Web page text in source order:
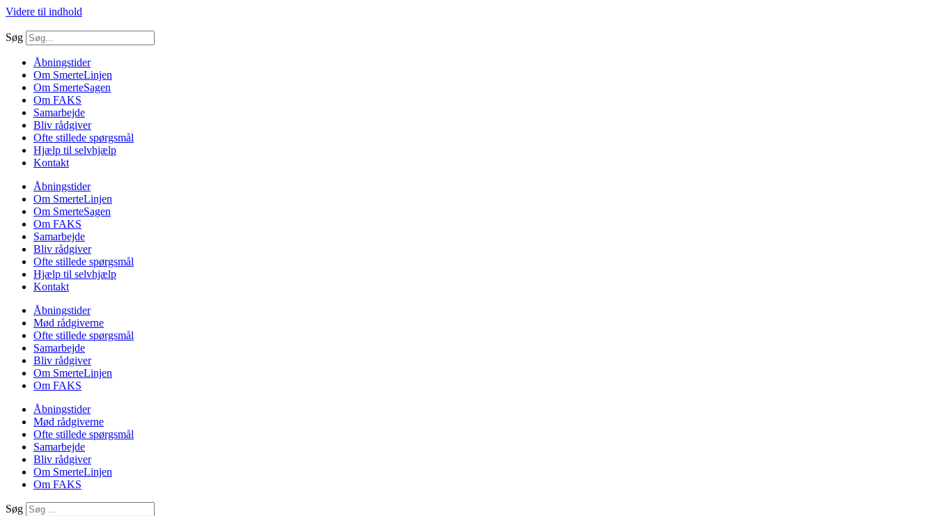
Videre til indhold
Søg
Åbningstider
Om SmerteLinjen
Om SmerteSagen
Om FAKS
Samarbejde
Bliv rådgiver
Ofte stillede spørgsmål
Hjælp til selvhjælp
Kontakt
Åbningstider
Om SmerteLinjen
Om SmerteSagen
Om FAKS
Samarbejde
Bliv rådgiver
Ofte stillede spørgsmål
Hjælp til selvhjælp
Kontakt
Åbningstider
Mød rådgiverne
Ofte stillede spørgsmål
Samarbejde
Bliv rådgiver
Om SmerteLinjen
Om FAKS
Åbningstider
Mød rådgiverne
Ofte stillede spørgsmål
Samarbejde
Bliv rådgiver
Om SmerteLinjen
Om FAKS
Søg